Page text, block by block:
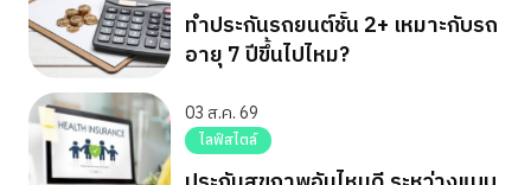
ทำประกันรถยนต์ชั้น 2+ เหมาะกับรถ
อายุ 7 ปีขึ้นไปไหม?
03 ส.ค. 69
ไลฟ์สไตล์